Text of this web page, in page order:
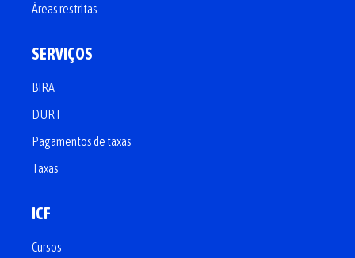
Áreas restritas
SERVIÇOS
BIRA
DURT
Pagamentos de taxas
Taxas
ICF
Cursos